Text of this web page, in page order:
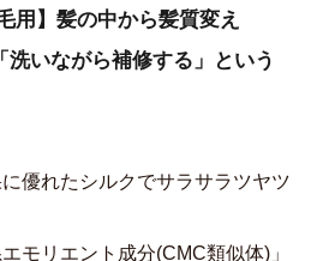
用】髪の中から髪質変え
いながら補修する」という
優れたシルクでサラサラツヤツ
モリエント成分(CMC類似体)」